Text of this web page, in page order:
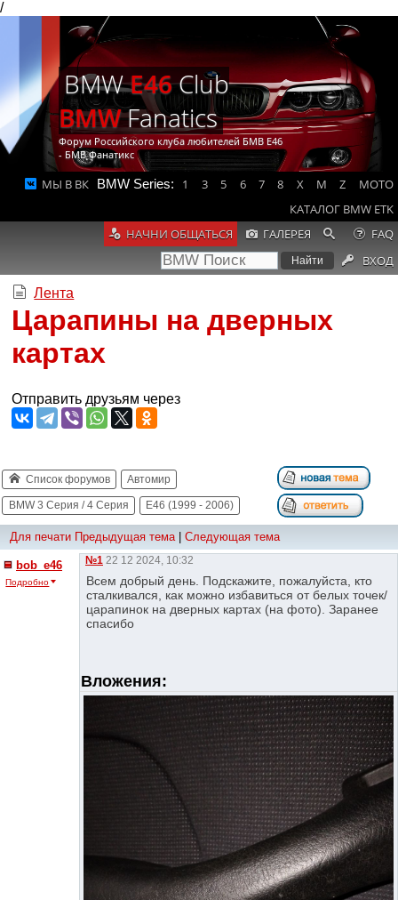
/
BMWE46Club
BMWFanatics
Форум Российского клуба любителей БМВ Е46
- БМВ Фанатикс
МЫ В ВК BMW Series: 1 3 5 6 7 8 X M Z
MOTO
КАТАЛОГ BMW ETK
НАЧНИ ОБЩАТЬСЯ
ГАЛЕРЕЯ
FAQ
ВХОД
Лента
Царапины на дверных
картах
Отправить друзьям через
Список форумов Автомир
BMW 3 Серия / 4 Серия E46 (1999 - 2006)
Для печати Предыдущая тема| Следующая тема
bob_e46
Подробно
№1 22 12 2024, 10:32
Всем добрый день. Подскажите, пожалуйста, кто
сталкивался, как можно избавиться от белых точек/
царапинок на дверных картах (на фото). Заранее
спасибо
Вложения: